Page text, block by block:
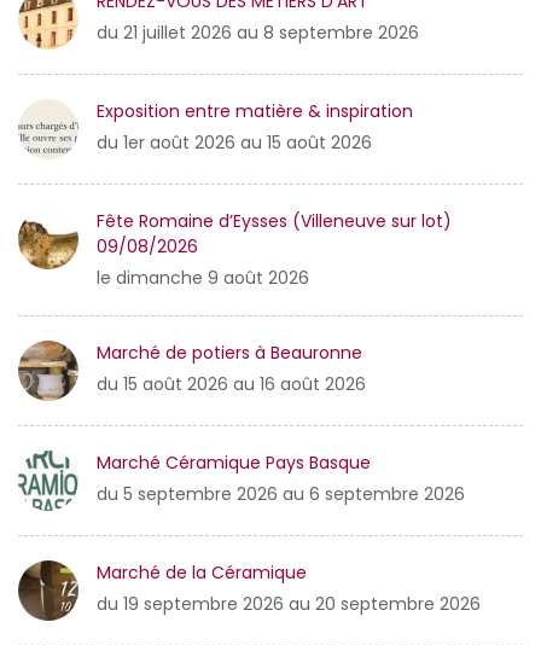
du 21 juillet 2026 au 8 septembre 2026
Exposition entre matière & inspiration
du 1er août 2026 au 15 août 2026
Fête Romaine d’Eysses (Villeneuve sur lot)
09/08/2026
le dimanche 9 août 2026
Marché de potiers à Beauronne
du 15 août 2026 au 16 août 2026
Marché Céramique Pays Basque
du 5 septembre 2026 au 6 septembre 2026
Marché de la Céramique
du 19 septembre 2026 au 20 septembre 2026